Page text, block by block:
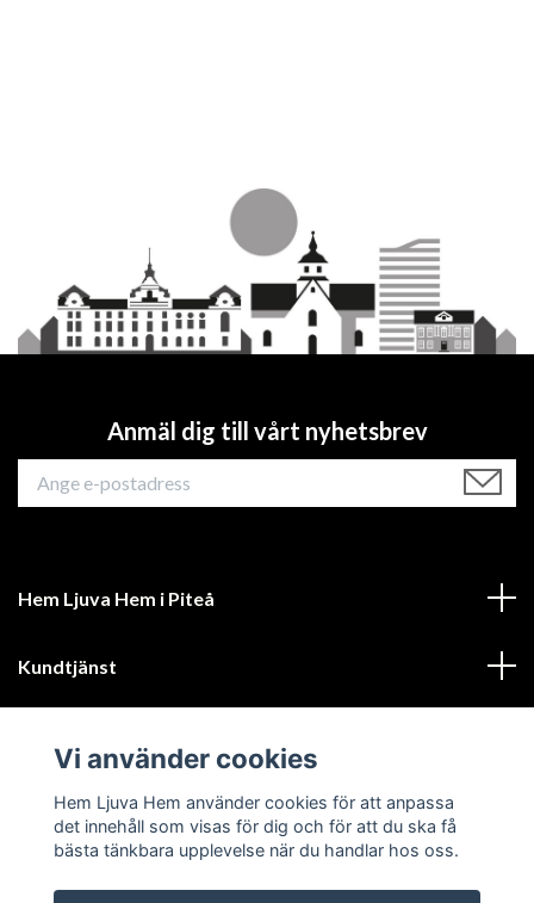
Anmäl dig till vårt nyhetsbrev
Hem Ljuva Hem i Piteå
Kundtjänst
Sociala medier
Vi använder cookies
Hem Ljuva Hem använder cookies för att anpassa
det innehåll som visas för dig och för att du ska få
bästa tänkbara upplevelse när du handlar hos oss.